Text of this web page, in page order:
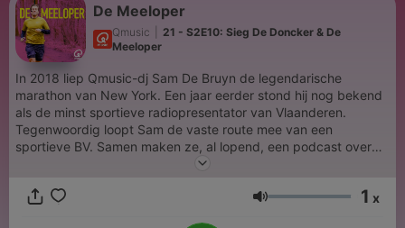
De Meeloper
Qmusic
21 - S2E10: Sieg De Doncker & De
Meeloper
In 2018 liep Qmusic-dj Sam De Bruyn de legendarische
marathon van New York. Een jaar eerder stond hij nog bekend
als de minst sportieve radiopresentator van Vlaanderen.
Tegenwoordig loopt Sam de vaste route mee van een
sportieve BV. Samen maken ze, al lopend, een podcast over
de voor- en nadelen van een atletischer leven. Sportschoenen
podcast van Vlaanderen in je oren, loop mee en word zelf ook
Volume 1 x